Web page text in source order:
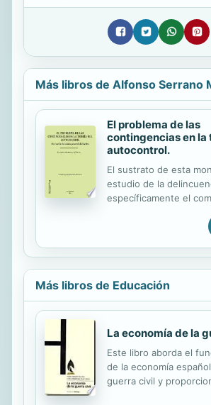
Más libros de Alfonso Serrano
El problema de las
contingencias en la
autocontrol.
El sustrato de esta
estudio de la
específicamente el
delictivo de una
residentes en
enfoque muy nítido: el
rasgo individual
literatura criminológica
autocontrol. La
disciplina de la
base empírica pero
teóricamente que ha
campo de la
lejos como lo ha
Más libros de Educación
La economía de la
Este libro aborda el
de la economía
guerra civil y